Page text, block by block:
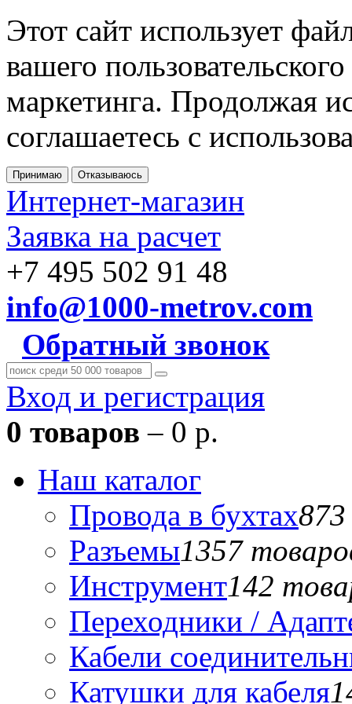
Этот сайт использует
вашего
маркетинга. Продолжая
соглашаетесь с
Принимаю Отказываюсь
Интернет-магазин
Заявка на расчет
+7 495 502 91 48
info@1000-metrov.com
Обратный звонок
Вход и регистрация
0 товаров – 0 р.
Наш каталог
Провода в бухтах
Разъемы1357
Инструмент142
Переходники /
Кабели
Катушки для кабеля